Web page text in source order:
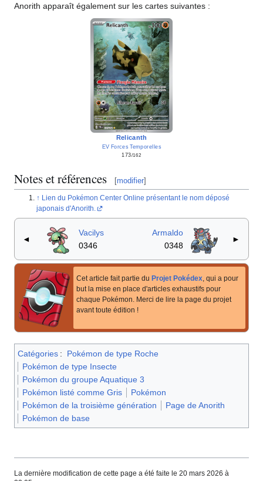
Anorith apparaît également sur les cartes suivantes :
Relicanth
EV Forces Temporelles
173/162
Notes et références [modifier]
Lien du Pokémon Center Online présentant le nom déposé
japonais d'Anorith.
◄
Vacilys
0346
Armaldo
0348
►
Cet article fait partie du Projet Pokédex, qui a pour
but la mise en place d'articles exhaustifs pour
chaque Pokémon. Merci de lire la page du projet
avant toute édition !
Catégories :
Pokémon de type Roche
Pokémon de type Insecte
Pokémon du groupe Aquatique 3
Pokémon listé comme Gris
Pokémon
Pokémon de la troisième génération
Page de Anorith
Pokémon de base
La dernière modification de cette page a été faite le 20 mars 2026 à